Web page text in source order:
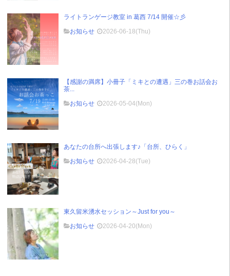
ライトランゲージ教室 in 葛西 7/14 開催☆彡
お知らせ
2026-06-18(Thu)
【感謝の満席】小冊子「ミキとの遭遇」三の巻お話会お
茶...
お知らせ
2026-05-04(Mon)
あなたの台所へ出張します♪「台所、ひらく」
お知らせ
2026-04-28(Tue)
東久留米湧水セッション～Just for you～
お知らせ
2026-04-20(Mon)